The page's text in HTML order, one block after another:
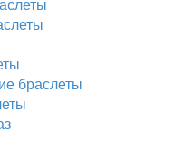
браслеты